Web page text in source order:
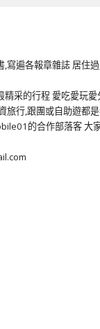
,寫遍各報章雜誌 居住
精采的行程 愛吃愛玩
旅行,跟團或自助遊都
的合作部落客 大